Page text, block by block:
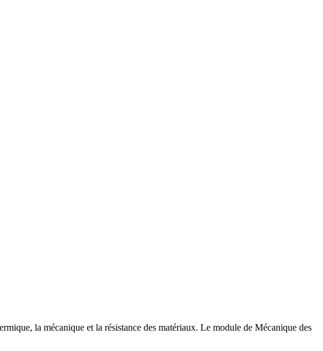
la mécanique et la résistance des matériaux. Le module de Mécanique des